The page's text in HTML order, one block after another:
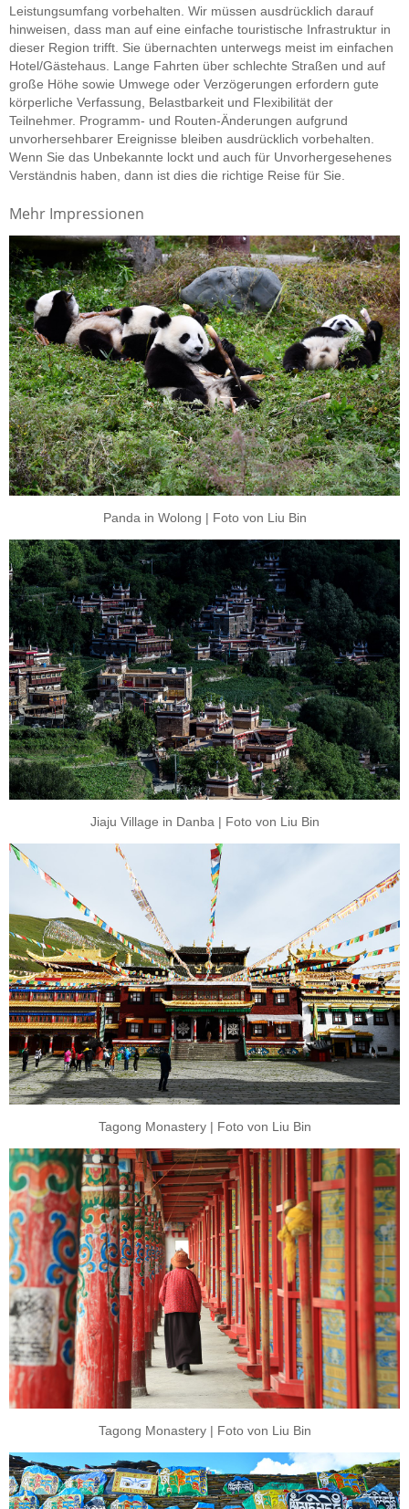
Leistungsumfang vorbehalten. Wir müssen ausdrücklich darauf
hinweisen, dass man auf eine einfache touristische Infrastruktur in
dieser Region trifft. Sie übernachten unterwegs meist im einfachen
Hotel/Gästehaus. Lange Fahrten über schlechte Straßen und auf
große Höhe sowie Umwege oder Verzögerungen erfordern gute
körperliche Verfassung, Belastbarkeit und Flexibilität der
Teilnehmer. Programm- und Routen-Änderungen aufgrund
unvorhersehbarer Ereignisse bleiben ausdrücklich vorbehalten.
Wenn Sie das Unbekannte lockt und auch für Unvorhergesehenes
Verständnis haben, dann ist dies die richtige Reise für Sie.
Mehr Impressionen
Panda in Wolong | Foto von Liu Bin
Jiaju Village in Danba | Foto von Liu Bin
Tagong Monastery | Foto von Liu Bin
Tagong Monastery | Foto von Liu Bin